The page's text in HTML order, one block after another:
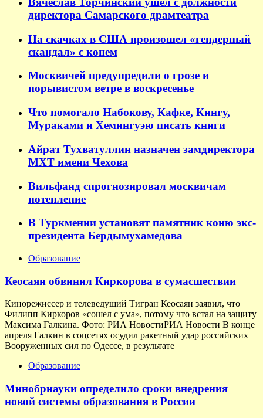
директора Самарского драмтеатра
На скачках в США произошел «гендерный
скандал» с конем
Москвичей предупредили о грозе и
порывистом ветре в воскресенье
Что помогало Набокову, Кафке, Кингу,
Мураками и Хемингуэю писать книги
Айрат Тухватуллин назначен замдиректора
МХТ имени Чехова
Вильфанд спрогнозировал москвичам
потепление
В Туркмении установят памятник коню экс-
президента Бердымухамедова
Образование
Кеосаян обвинил Киркорова в сумасшествии
Кинорежиссер и телеведущий Тигран Кеосаян заявил, что
Филипп Киркоров «сошел с ума», потому что встал на защиту
Максима Галкина. Фото: РИА НовостиРИА Новости В конце
апреля Галкин в соцсетях осудил ракетный удар российских
Вооруженных сил по Одессе, в результате
Образование
Минобрнауки определило сроки внедрения
новой системы образования в России